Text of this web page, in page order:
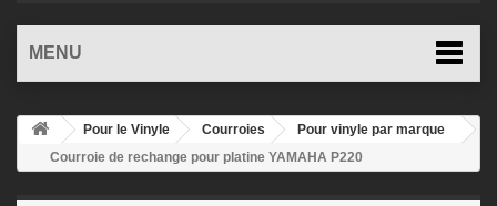
MENU
Pour le Vinyle Courroies
Pour vinyle par marque
Courroie de rechange pour platine YAMAHA P220